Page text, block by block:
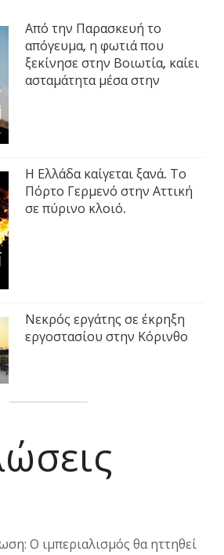
Από την Παρασκευή το
απόγευμα, η φωτιά που
ξεκίνησε στην Βοιωτία, καίει
ασταμάτητα μέσα στην
Η Ελλάδα καίγεται ξανά. Το
Πόρτο Γερμενό στην Αττική
σε πύρινο κλοιό.
Νεκρός εργάτης σε έκρηξη
εργοστασίου στην Κόρινθο
Ο ιμπεριαλισμός θα ηττηθεί